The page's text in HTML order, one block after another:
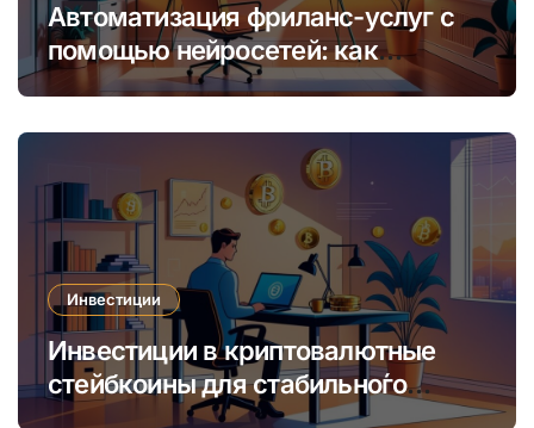
Автоматизация фриланс-услуг с
помощью нейросетей: как
увеличить доход и сократить
Инвестиции
Инвестиции в криптовалютные
стейбкоины для стабильно́го
онлайн-заработка в условиях